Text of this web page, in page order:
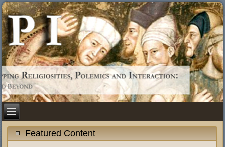
Featured Content